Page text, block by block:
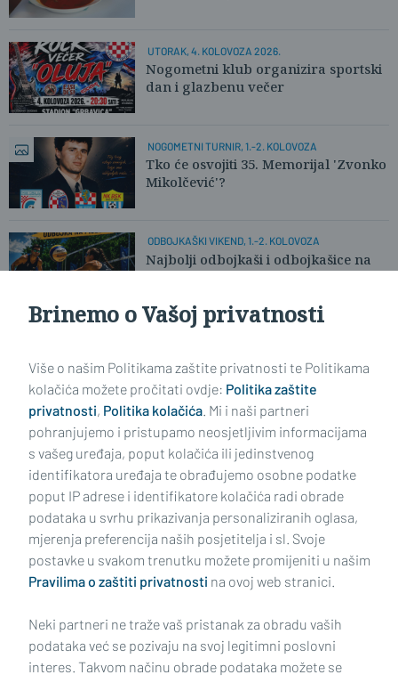
UTORAK, 4. KOLOVOZA 2026.
Nogometni klub organizira sportski
dan i glazbenu večer
NOGOMETNI TURNIR, 1.-2. KOLOVOZA
Tko će osvojiti 35. Memorijal 'Zvonko
Mikolčević'?
ODBOJKAŠKI VIKEND, 1.-2. KOLOVOZA
Najbolji odbojkaši i odbojkašice na
pijesku stižu u Slavonski Brod
Impressum Uvjeti korištenja Politika privatnosti
Politika kolačića Kontakt Pritužbe Suradnici
Oglašavanje
RUBRIKE
Brinemo o Vašoj privatnosti
Više o našim Politikama zaštite privatnosti te Politikama
kolačića možete pročitati ovdje: Politika zaštite
privatnosti, Politika kolačića. Mi i naši partneri
pohranjujemo i pristupamo neosjetljivim informacijama
s vašeg uređaja, poput kolačića ili jedinstvenog
identifikatora uređaja te obrađujemo osobne podatke
poput IP adrese i identifikatore kolačića radi obrade
podataka u svrhu prikazivanja personaliziranih oglasa,
mjerenja preferencija naših posjetitelja i sl. Svoje
postavke u svakom trenutku možete promijeniti u našim
Pravilima o zaštiti privatnosti na ovoj web stranici.
Neki partneri ne traže vaš pristanak za obradu vaših
podataka već se pozivaju na svoj legitimni poslovni
interes. Takvom načinu obrade podataka možete se